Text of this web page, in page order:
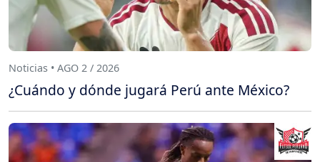
Noticias • AGO 2 / 2026
¿Cuándo y dónde jugará Perú ante México?